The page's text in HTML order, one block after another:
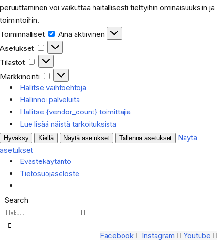
peruuttaminen voi vaikuttaa haitallisesti tiettyihin ominaisuuksiin ja
toimintoihin.
Toiminnalliset
Toiminnalliset
Aina aktiivinen
Asetukset
Asetukset
Tilastot
Tilastot
Markkinointi
Markkinointi
Hallitse vaihtoehtoja
Hallinnoi palveluita
Hallitse {vendor_count} toimittajia
Lue lisää näistä tarkoituksista
Hyväksy Kiellä Näytä asetukset Tallenna asetukset
Näytä
asetukset
Evästekäytäntö
Tietosuojaseloste
Search
Facebook Instagram Youtube